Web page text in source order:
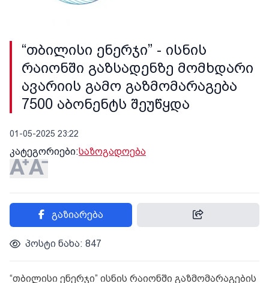
“თბილისი ენერჯი” - ისნის
რაიონში გაზსადენზე მომხდარი
ავარიის გამო გაზმომარაგება
7500 აბონენტს შეუწყდა
01-05-2025 23:22
კატეგორიები:საზოგადოება
გაზიარება
პოსტი ნახა: 847
“თბილისი ენერჯი” ისნის რაიონში გაზმომარაგების